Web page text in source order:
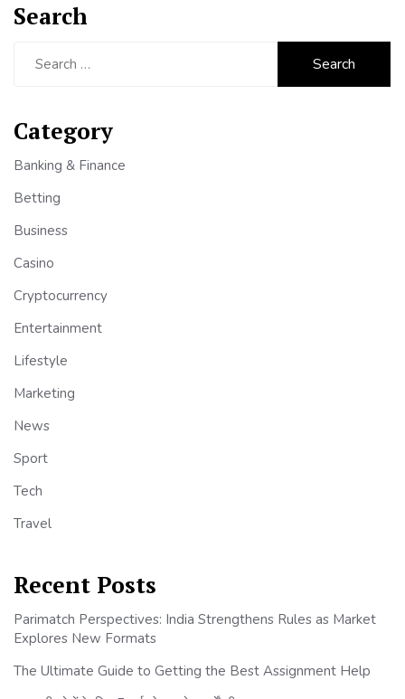
Search
Category
Banking & Finance
Betting
Business
Casino
Cryptocurrency
Entertainment
Lifestyle
Marketing
News
Sport
Tech
Travel
Recent Posts
Parimatch Perspectives: India Strengthens Rules as Market
Explores New Formats
The Ultimate Guide to Getting the Best Assignment Help